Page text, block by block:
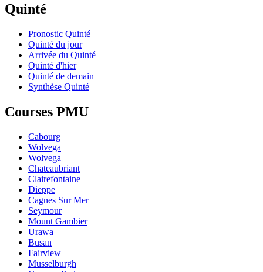
Quinté
Pronostic Quinté
Quinté du jour
Arrivée du Quinté
Quinté d'hier
Quinté de demain
Synthèse Quinté
Courses PMU
Cabourg
Wolvega
Wolvega
Chateaubriant
Clairefontaine
Dieppe
Cagnes Sur Mer
Seymour
Mount Gambier
Urawa
Busan
Fairview
Musselburgh